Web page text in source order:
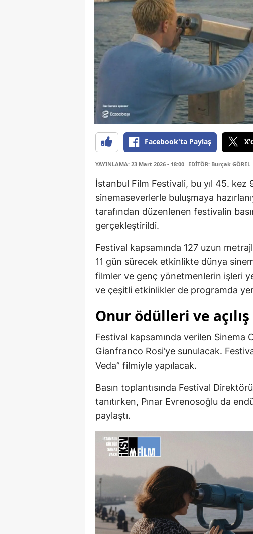
Facebook'ta Paylaş
YAYINLAMA: 23 Mart 2026 - 18:00 EDİTÖR: Burçak GÖREL
İstanbul Film Festivali, bu yıl 45. kez
sinemaseverlerle buluşmaya
tarafından düzenlenen festivalin
gerçekleştirildi.
Festival kapsamında 127 uzun
11 gün sürecek etkinlikte dünya
filmler ve genç yönetmenlerin işleri
ve çeşitli etkinlikler de programda yer
Onur ödülleri ve
Festival kapsamında verilen Sinema
Gianfranco Rosi’ye sunulacak.
Veda” filmiyle yapılacak.
Basın toplantısında Festival
tanıtırken, Pınar Evrenosoğlu da
paylaştı.